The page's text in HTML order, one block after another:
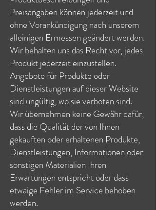
Preisangaben können jederzeit und
ohne Vorankündigung nach unserem
alleinigen Ermessen geändert werden.
Wir behalten uns das Recht vor, jedes
Produkt jederzeit einzustellen.
Angebote für Produkte oder
Dienstleistungen auf dieser Website
sind ungültig, wo sie verboten sind.
Wir übernehmen keine Gewähr dafür,
dass die Qualität der von Ihnen
gekauften oder erhaltenen Produkte,
Dienstleistungen, Informationen oder
sonstigen Materialien Ihren
Erwartungen entspricht oder dass
etwaige Fehler im Service behoben
werden.